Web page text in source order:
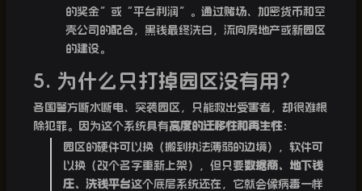
的奖金”或“平台利润”。通过赌场、加密货币和空
壳公司的配合，黑钱最终洗白，流向房地产或新园区
的建设。
5. 为什么只打掉园区没有用？
各国警方断水断电、突袭园区，只能救出受害者，却很难根
除犯罪。因为这个系统具有高度的迁移性和再生性：
园区的硬件可以换（搬到执法薄弱的边境），软件可
以换（改个名字重新上架），但只要数据商、地下钱
庄、洗钱平台这个底层系统还在，它就会像病毒一样